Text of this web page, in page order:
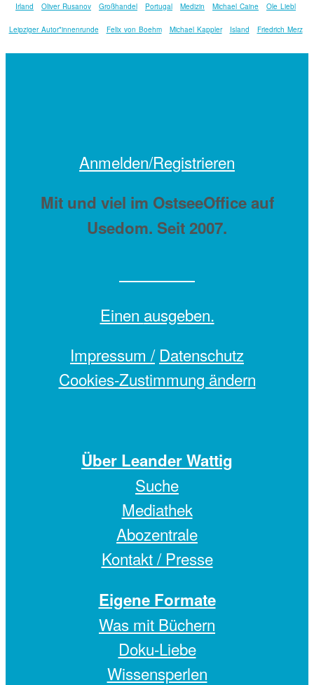
Irland Oliver Rusanov Großhandel Portugal Medizin Michael Caine Ole Liebl
Leipziger Autor*innenrunde Felix von Boehm Michael Kappler Island Friedrich Merz
Anmelden/Registrieren
Mit und viel im OstseeOffice auf
Usedom. Seit 2007.
Einen ausgeben.
Impressum / Datenschutz
Cookies-Zustimmung ändern
Über Leander Wattig
Suche
Mediathek
Abozentrale
Kontakt / Presse
Eigene Formate
Was mit Büchern
Doku-Liebe
Wissensperlen